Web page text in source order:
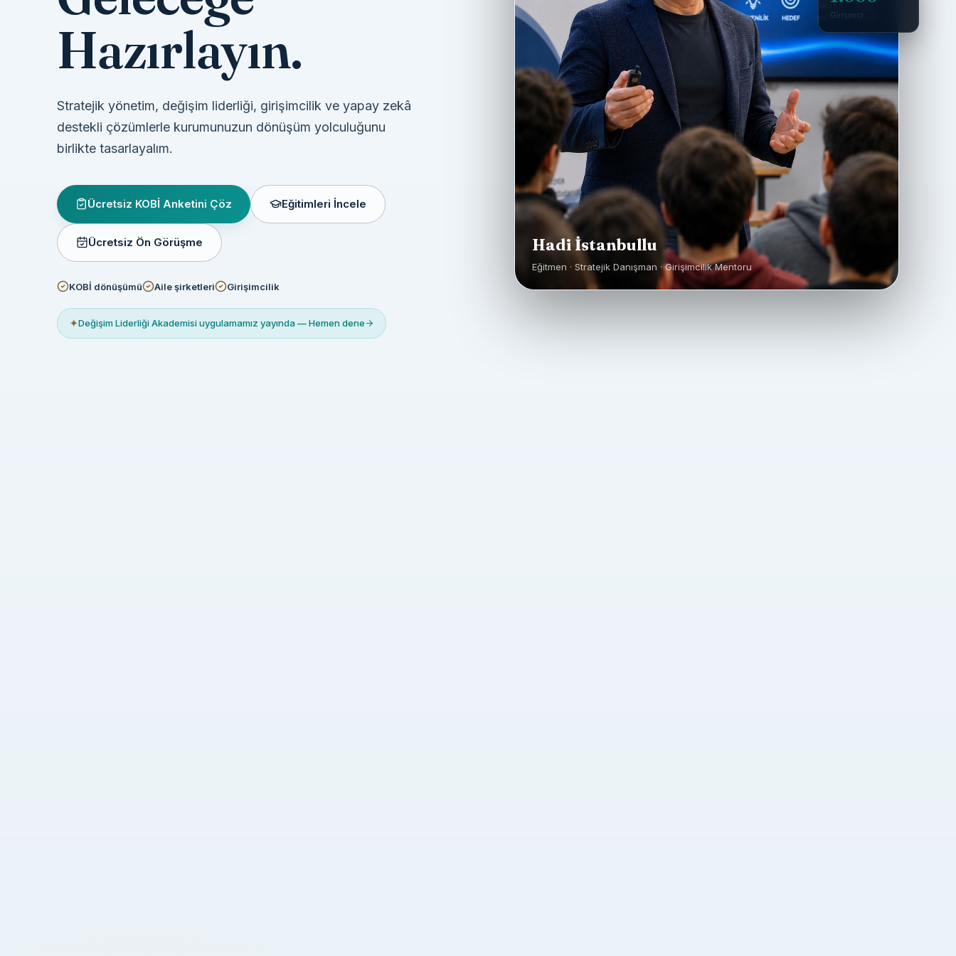
Hazırlayın.
Stratejik yönetim, değişim liderliği, girişimcilik ve yapay zekâ
destekli çözümlerle kurumunuzun dönüşüm yolculuğunu
birlikte tasarlayalım.
Ücretsiz KOBİ Anketini Çöz Eğitimleri İncele
Ücretsiz Ön Görüşme
KOBİ dönüşümü Aile şirketleri Girişimcilik
✦Değişim Liderliği Akademisi uygulamamız yayında — Hemen dene
Hadi İstanbullu
Eğitmen · Stratejik Danışman · Girişimcilik Mentoru
Girişimci